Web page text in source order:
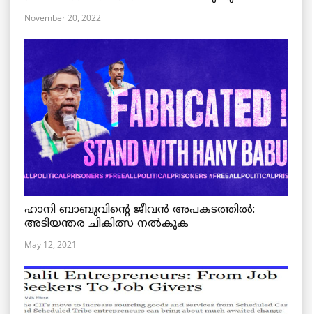
November 20, 2022
ഹാനി ബാബുവിന്റെ ജീവൻ അപകടത്തിൽ:
അടിയന്തര ചികിത്സ നൽകുക
May 12, 2021